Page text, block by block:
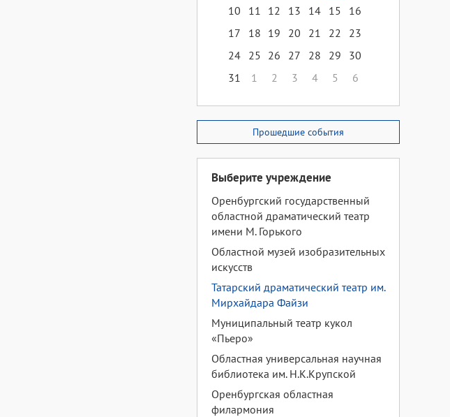
10
11 12 13 14 15
16
17
18 19 20 21 22
23
24 25 26 27 28 29
30
31
1 2 3 4 5 6
Прошедшие события
Выберите учреждение
Оренбургский государственный
областной драматический театр
имени М. Горького
Областной музей изобразительных
искусств
Татарский драматический театр им.
Мирхайдара Файзи
Муниципальный театр кукол
«Пьеро»
Областная универсальная научная
библиотека им. Н.К.Крупской
Оренбургская областная
филармония